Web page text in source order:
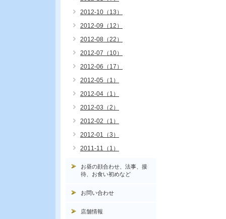
2012-10（13）
2012-09（12）
2012-08（22）
2012-07（10）
2012-06（17）
2012-05（1）
2012-04（1）
2012-03（2）
2012-02（1）
2012-01（3）
2011-11（1）
お昼の顔合わせ、法事、接
待、お食い初めなど
お問い合わせ
店舗情報